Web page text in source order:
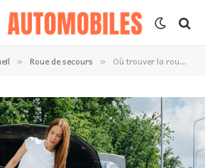
» Roue de secours » Où trouver la roue de secours sur ma Opel Agila ?